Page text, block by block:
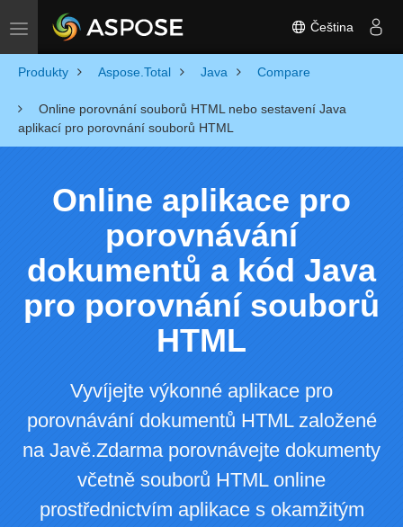
Toggle navigation Čeština
Produkty Aspose.Total Java Compare
Online porovnání souborů HTML nebo sestavení Java
aplikací pro porovnání souborů HTML
Online aplikace pro
porovnávání
dokumentů a kód Java
pro porovnání souborů
HTML
Vyvíjejte výkonné aplikace pro
porovnávání dokumentů HTML založené
na Javě.Zdarma porovnávejte dokumenty
včetně souborů HTML online
prostřednictvím aplikace s okamžitým